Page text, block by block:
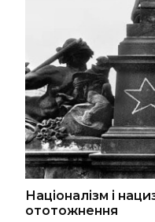
Націоналізм і
ототожнення